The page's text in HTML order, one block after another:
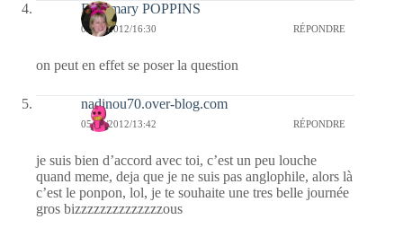
Fabymary POPPINS
05/08/2012/16:30 RÉPONDRE
on peut en effet se poser la question
nadinou70.over-blog.com
05/08/2012/13:42 RÉPONDRE
je suis bien d’accord avec toi, c’est un peu louche
quand meme, deja que je ne suis pas anglophile, alors là
c’est le ponpon, lol, je te souhaite une tres belle journée
gros bizzzzzzzzzzzzzzous